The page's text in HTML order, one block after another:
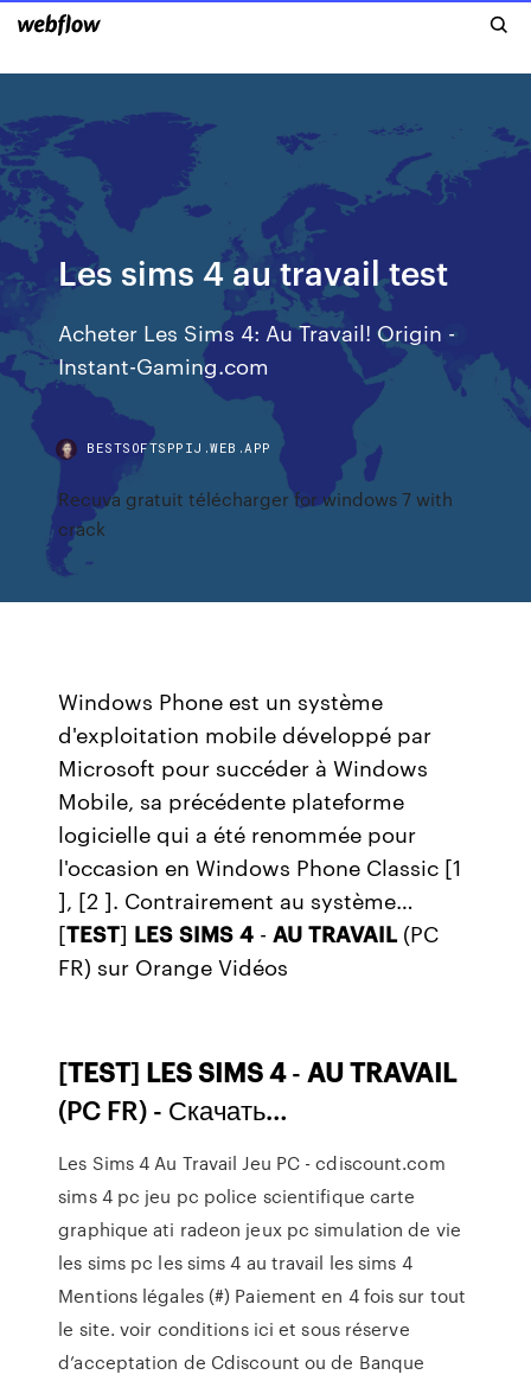
Les sims 4 au travail test
Acheter Les Sims 4: Au Travail! Origin -
Instant-Gaming.com
BESTSOFTSPPIJ.WEB.APP
Recuva gratuit télécharger for windows 7 with
crack
Windows Phone est un système
d'exploitation mobile développé par
Microsoft pour succéder à Windows
Mobile, sa précédente plateforme
logicielle qui a été renommée pour
l'occasion en Windows Phone Classic [1
], [2 ]. Contrairement au système…
[TEST] LES SIMS 4 -AU TRAVAIL(PC
FR) sur Orange Vidéos
[TEST] LESSIMS4-AUTRAVAIL
(PC FR) - Скачать…
Les Sims 4 Au Travail Jeu PC - cdiscount.com
sims 4 pc jeu pc police scientifique carte
graphique ati radeon jeux pc simulation de vie
les sims pc les sims 4 au travail les sims 4
Mentions légales (#) Paiement en 4 fois sur tout
le site. voir conditions ici et sous réserve
d’acceptation de Cdiscount ou de Banque